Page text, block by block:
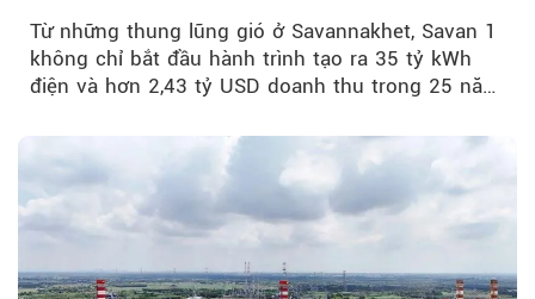
Từ những thung lũng gió ở Savannakhet, Savan 1
không chỉ bắt đầu hành trình tạo ra 35 tỷ kWh
điện và hơn 2,43 tỷ USD doanh thu trong 25 năm